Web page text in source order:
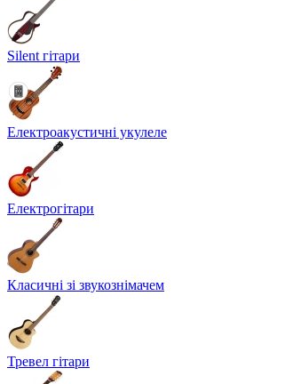
Silent гітари
Електроакустичні укулеле
Електрогітари
Класичні зі звукознімачем
Тревел гітари